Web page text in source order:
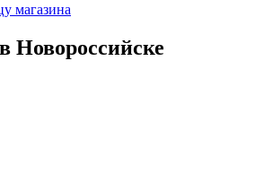
магазина
Новороссийске